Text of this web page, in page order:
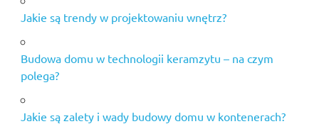
Jakie są trendy w projektowaniu wnętrz?
Budowa domu w technologii keramzytu – na czym
polega?
Jakie są zalety i wady budowy domu w kontenerach?